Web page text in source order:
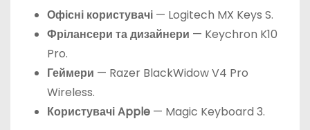
Офісні користувачі— Logitech MX Keys S.
Фрілансери та дизайнери — Keychron K10
Pro.
Геймери — Razer BlackWidow V4 Pro
Wireless.
Користувачі Apple— Magic Keyboard 3.